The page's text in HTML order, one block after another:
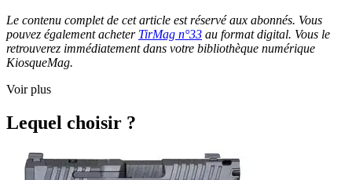
Le contenu complet de cet article est réservé aux abonnés. Vous
pouvez également acheter TirMag n°33 au format digital. Vous le
retrouverez immédiatement dans votre bibliothèque numérique
KiosqueMag.
Voir plus
Lequel choisir ?